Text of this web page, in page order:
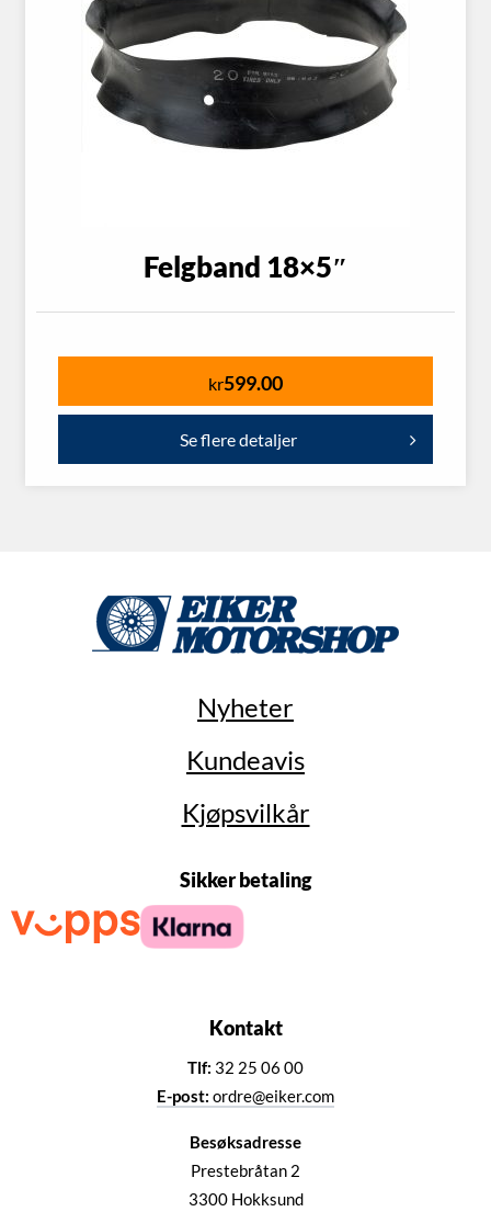
Felgband 18×5″
kr599.00
Se flere detaljer
Nyheter
Kundeavis
Kjøpsvilkår
Sikker betaling
Kontakt
Tlf: 32 25 06 00
E-post: ordre@eiker.com
Besøksadresse
Prestebråtan 2
3300 Hokksund